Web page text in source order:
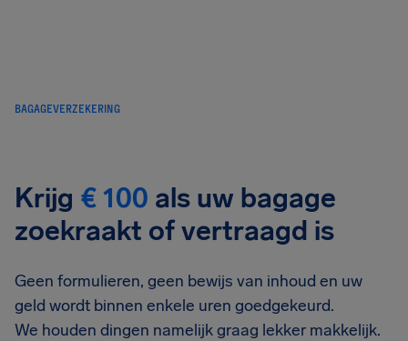
BAGAGEVERZEKERING
Krijg € 100 als uw bagage
zoekraakt of vertraagd is
Geen formulieren, geen bewijs van inhoud en uw
geld wordt binnen enkele uren goedgekeurd.
We houden dingen namelijk graag lekker makkelijk.